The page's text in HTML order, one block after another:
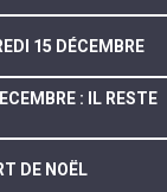
15 DÉCEMBRE
: IL RESTE
DE NOËL